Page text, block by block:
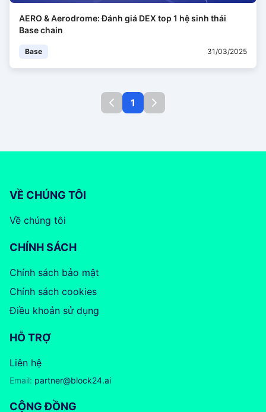
AERO & Aerodrome: Đánh giá DEX top 1 hệ sinh thái
Base chain
Base 31/03/2025
1
VỀ CHÚNG TÔI
Về chúng tôi
CHÍNH SÁCH
Chính sách bảo mật
Chính sách cookies
Điều khoản sử dụng
HỖ TRỢ
Liên hệ
Email: partner@block24.ai
CỘNG ĐỒNG